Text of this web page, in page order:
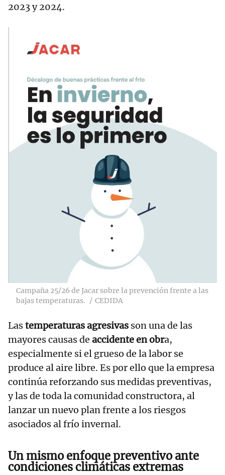
2023 y 2024.
Campaña 25/26 de Jacar sobre la prevención frente a las
bajas temperaturas.
CEDIDA
Lastemperaturas agresivas son una de las
mayores causas de accidente en obra,
especialmente si el grueso de la labor se
produce al aire libre. Es por ello que la empresa
continúa reforzando sus medidas preventivas,
y las de toda la comunidad constructora, al
lanzar un nuevo plan frente a los riesgos
asociados al frío invernal.
Un mismo enfoque preventivo ante
condiciones climáticas extremas